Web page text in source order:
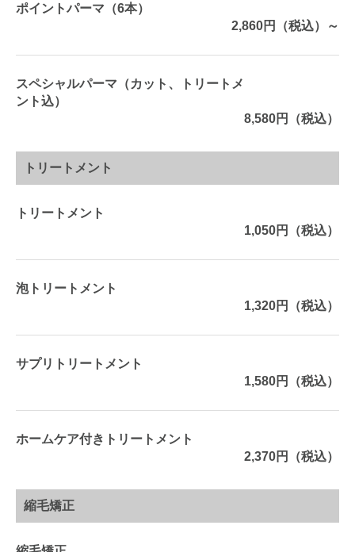
ポイントパーマ（6本）
2,860円（税込）～
スペシャルパーマ（カット、トリートメ
ント込）
8,580円（税込）
トリートメント
トリートメント
1,050円（税込）
泡トリートメント
1,320円（税込）
サプリトリートメント
1,580円（税込）
ホームケア付きトリートメント
2,370円（税込）
縮毛矯正